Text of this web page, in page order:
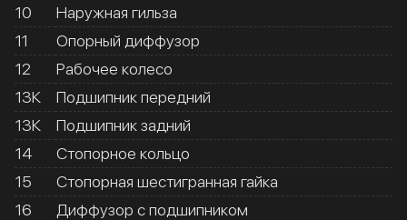
10
Наружная гильза
11
Опорный диффузор
12
Рабочее колесо
13К
Подшипник передний
13К
Подшипник задний
14
Стопорное кольцо
15
Стопорная шестигранная гайка
16
Диффузор с подшипником